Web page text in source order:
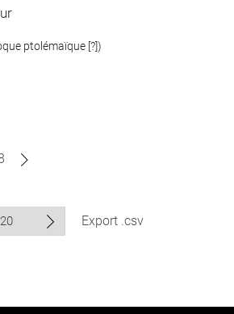
ptolémaïque [?])
Export .csv